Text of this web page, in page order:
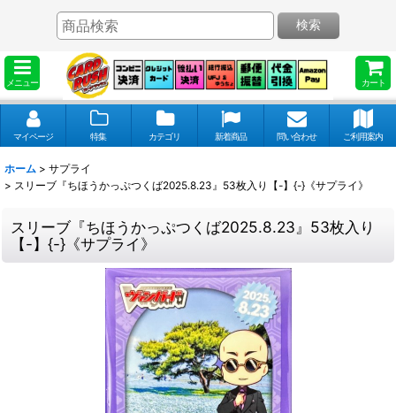
メニュー カート
検索
マイページ 特集 カテゴリ 新着商品 問い合わせ ご利用案内
ホーム > サプライ
> スリーブ『ちほうかっぷつくば2025.8.23』53枚入り【-】{-}《サプライ》
スリーブ『ちほうかっぷつくば2025.8.23』53枚入り
【-】{-}《サプライ》